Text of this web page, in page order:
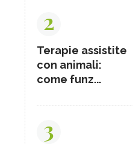
2
Terapie assistite
con animali:
come funz...
3